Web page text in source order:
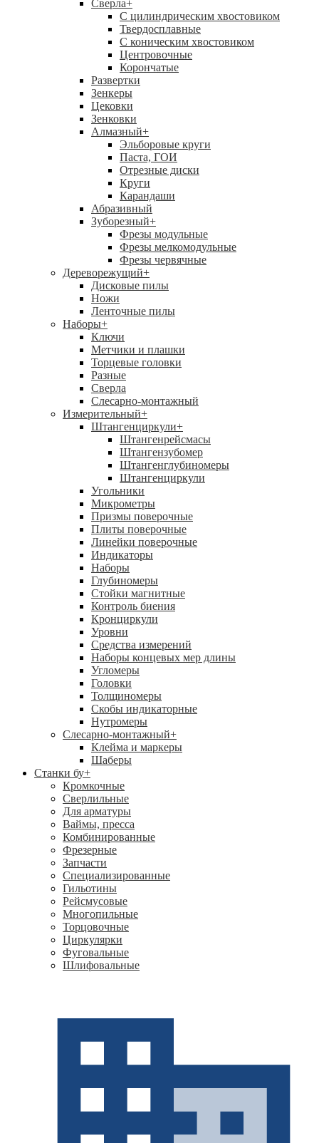
Сверла+
С цилиндрическим хвостовиком
Твердосплавные
С коническим хвостовиком
Центровочные
Корончатые
Развертки
Зенкеры
Цековки
Зенковки
Алмазный+
Эльборовые круги
Паста, ГОИ
Отрезные диски
Круги
Карандаши
Абразивный
Зуборезный+
Фрезы модульные
Фрезы мелкомодульные
Фрезы червячные
Дереворежущий+
Дисковые пилы
Ножи
Ленточные пилы
Наборы+
Ключи
Метчики и плашки
Торцевые головки
Разные
Сверла
Слесарно-монтажный
Измерительный+
Штангенциркули+
Штангенрейсмасы
Штангензубомер
Штангенглубиномеры
Штангенциркули
Угольники
Микрометры
Призмы поверочные
Плиты поверочные
Линейки поверочные
Индикаторы
Наборы
Глубиномеры
Стойки магнитные
Контроль биения
Кронциркули
Уровни
Средства измерений
Наборы концевых мер длины
Угломеры
Головки
Толщиномеры
Скобы индикаторные
Нутромеры
Слесарно-монтажный+
Клейма и маркеры
Шаберы
Станки бу+
Кромкочные
Сверлильные
Для арматуры
Ваймы, пресса
Комбинированные
Фрезерные
Запчасти
Специализированные
Гильотины
Рейсмусовые
Многопильные
Торцовочные
Циркулярки
Фуговальные
Шлифовальные